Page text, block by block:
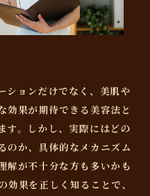
ションだけでなく、美肌や
効果が期待できる美容法と
す。しかし、実際にはどの
のか、具体的なメカニズム
解が不十分な方も多いかも
効果を正しく知ることで、